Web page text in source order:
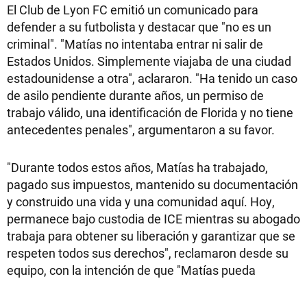
El Club de Lyon FC emitió un comunicado para
defender a su futbolista y destacar que "no es un
criminal". "Matías no intentaba entrar ni salir de
Estados Unidos. Simplemente viajaba de una ciudad
estadounidense a otra", aclararon. "Ha tenido un caso
de asilo pendiente durante años, un permiso de
trabajo válido, una identificación de Florida y no tiene
antecedentes penales", argumentaron a su favor.
"Durante todos estos años, Matías ha trabajado,
pagado sus impuestos, mantenido su documentación
y construido una vida y una comunidad aquí. Hoy,
permanece bajo custodia de ICE mientras su abogado
trabaja para obtener su liberación y garantizar que se
respeten todos sus derechos", reclamaron desde su
equipo, con la intención de que "Matías pueda